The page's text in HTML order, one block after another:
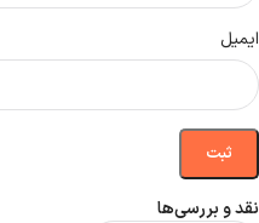
نقد و بررسی‌ها
ایمیل